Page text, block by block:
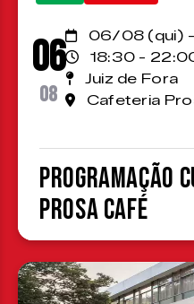
06
08
06/08 (qui)
18:30 -
Juiz de Fora
Cafeteria
Programação
Prosa Café